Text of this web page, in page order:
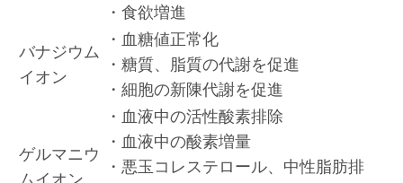
・食欲増進
バナジウム
イオン
・血糖値正常化
・糖質、脂質の代謝を促進
・細胞の新陳代謝を促進
ゲルマニウ
ムイオン
・血液中の活性酸素排除
・血液中の酸素増量
・悪玉コレステロール、中性脂肪排